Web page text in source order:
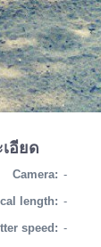
อียด
Camera: -
length: -
speed: -